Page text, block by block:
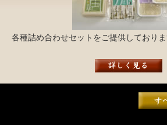
各種詰め合わせセットをご提供しておりま